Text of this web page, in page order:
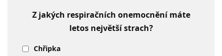
Z jakých respiračních onemocnění máte
letos největší strach?
Chřipka